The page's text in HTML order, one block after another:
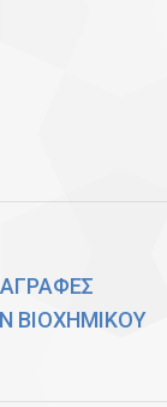
ΒΙΟΧΗΜΙΚΟΥ